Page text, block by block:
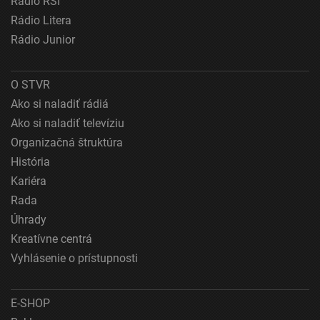
Vývoj a zlepšovanie služieb
Použitie obmedzených údajov na výber obsahu
Používanie presných údajov o geografickej
polohe
Identifikácia zariadení na základe aktívne
vyžiadaných informácií
Účely spracovania, ktoré nie sú v kompetencii IAB:
Nevyhnutné
Výkonostné
Funkčné
Rádio Litera
Rádio Junior
O STVR
Ako si naladiť rádiá
Ako si naladiť televíziu
Organizačná štruktúra
História
Kariéra
Rada
Úhrady
Kreatívne centrá
Vyhlásenie o prístupnosti
E-SHOP